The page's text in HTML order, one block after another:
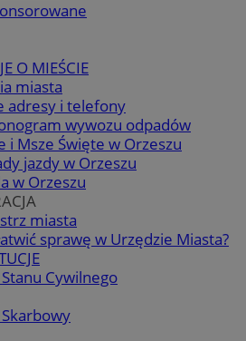
O MIEŚCIE
miasta
adresy i telefony
wywozu odpadów
i Msze Święte w Orzeszu
jazdy w Orzeszu
w Orzeszu
miasta
sprawę w Urzędzie Miasta?
Cywilnego